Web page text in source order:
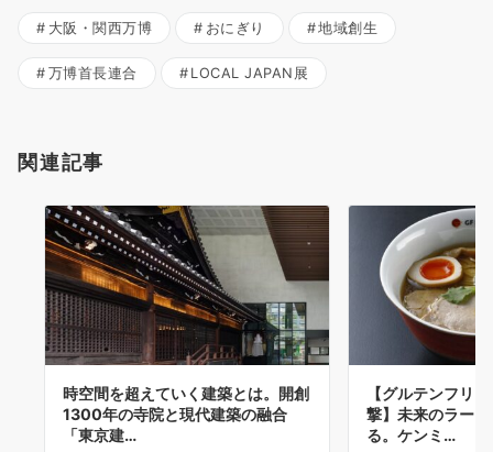
大阪・関西万博 おにぎり 地域創生
万博首長連合 LOCAL JAPAN展
関連記事
時空間を超えていく建築とは。開創
1300年の寺院と現代建築の融合
「東京建…
【グルテンフリ
撃】未来のラー
る。ケンミ…